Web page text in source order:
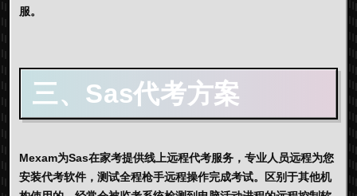
服。
三、Sas代考方案
Mexam为Sas在家考提供线上远程代考服务，专业人员远程为您
安装代考软件，测试全程枪手远程操作完成考试。区别于其他机